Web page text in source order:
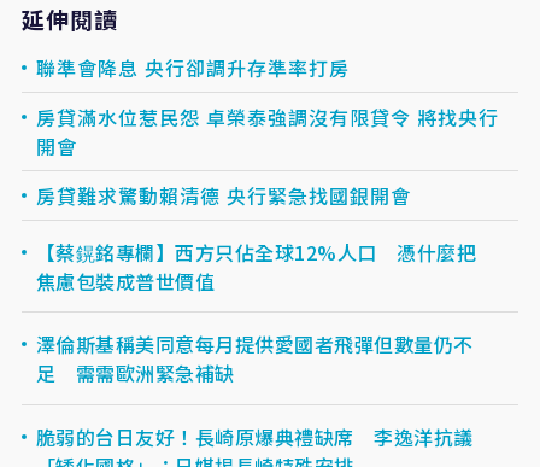
延伸閱讀
聯準會降息 央行卻調升存準率打房
房貸滿水位惹民怨 卓榮泰強調沒有限貸令 將找央行
開會
房貸難求驚動賴清德 央行緊急找國銀開會
【蔡鎤銘專欄】西方只佔全球12%人口 憑什麼把
焦慮包裝成普世價值
澤倫斯基稱美同意每月提供愛國者飛彈但數量仍不
足 需需歐洲緊急補缺
脆弱的台日友好！長崎原爆典禮缺席 李逸洋抗議